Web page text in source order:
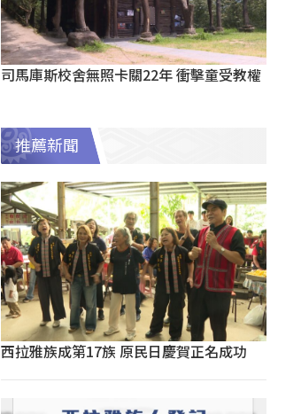
司馬庫斯校舍無照卡關22年 衝擊童受教權
推薦新聞
西拉雅族成第17族 原民日慶賀正名成功